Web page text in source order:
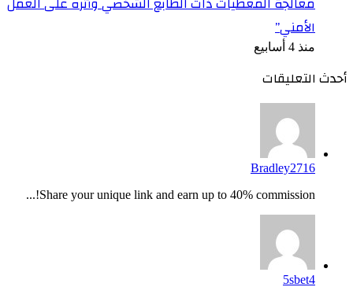
الأمني”
منذ 4 أسابيع
أحدث التعليقات
Bradley2716
Share your unique link and earn up to 40% commission!...
5sbet4